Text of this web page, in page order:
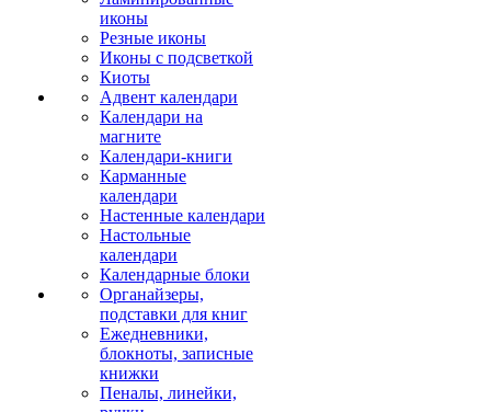
иконы
Резные иконы
Иконы с подсветкой
Киоты
Адвент календари
Календари на
магните
Календари-книги
Карманные
календари
Настенные календари
Настольные
календари
Календарные блоки
Органайзеры,
подставки для книг
Ежедневники,
блокноты, записные
книжки
Пеналы, линейки,